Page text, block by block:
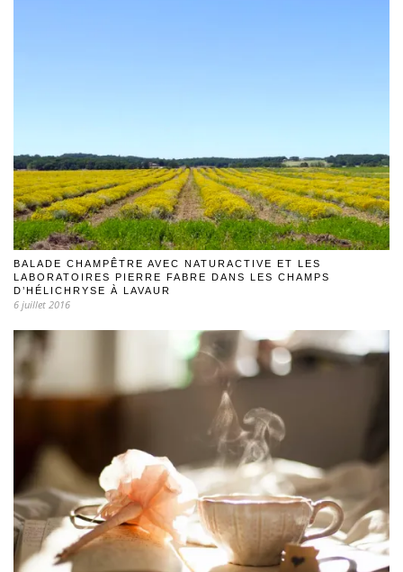
BALADE CHAMPÊTRE AVEC NATURACTIVE ET LES
LABORATOIRES PIERRE FABRE DANS LES CHAMPS
D’HÉLICHRYSE À LAVAUR
6 juillet 2016